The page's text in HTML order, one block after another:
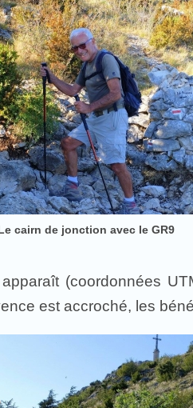
cairn de jonction avec le GR9
(coordonnées
est accroché, les